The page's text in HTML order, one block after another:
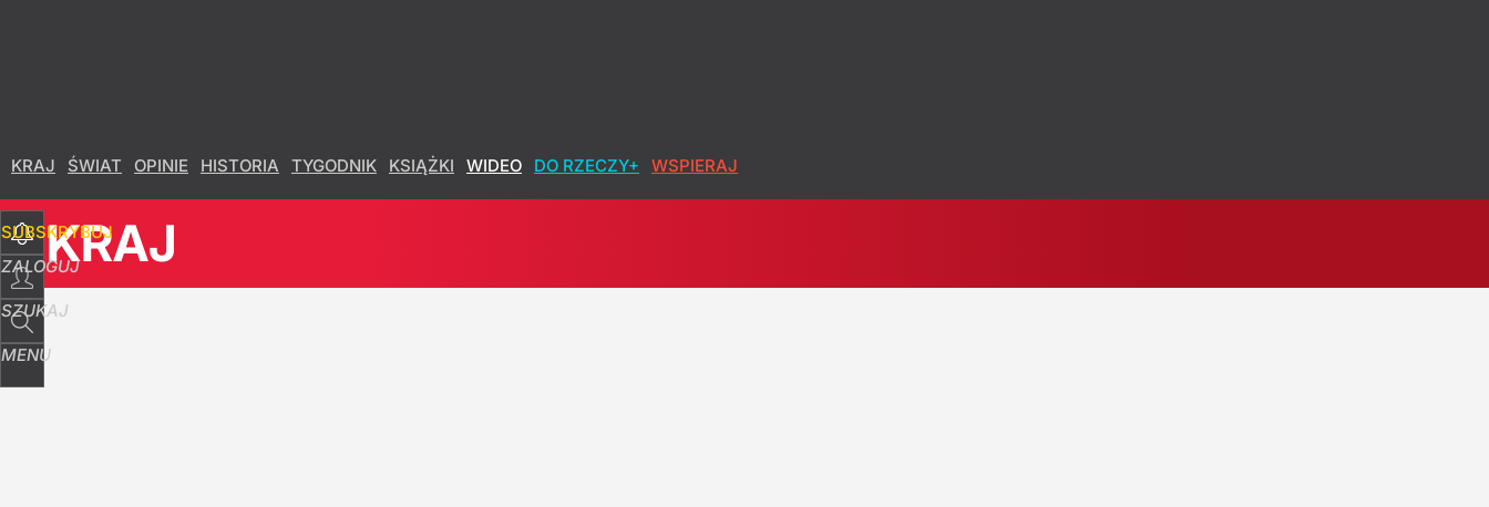
KRAJ ŚWIAT OPINIE HISTORIA TYGODNIK KSIĄŻKI WIDEO DO RZECZY+ WSPIERAJ
SUBSKRYBUJ
ZALOGUJ
SZUKAJ
MENU
KRAJ